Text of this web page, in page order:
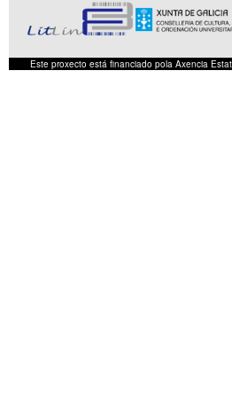
Este proxecto está financiado pola Axencia